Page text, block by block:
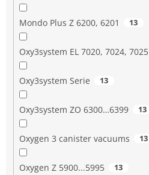
Mondo Plus Z 6200, 6201 13
Oxy3system EL 7020, 7024, 7025
Oxy3system Serie 13
Oxy3system ZO 6300…6399 13
Oxygen 3 canister vacuums 13
Oxygen Z 5900...5995 13